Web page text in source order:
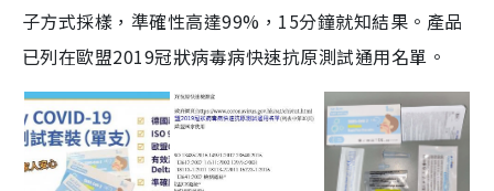
子方式採樣，準確性高達99%，15分鐘就知結果。產品
已列在歐盟2019冠狀病毒病快速抗原測試通用名單。